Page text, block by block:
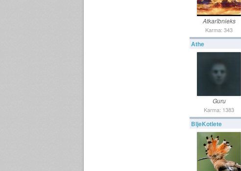
Atkarībnieks
Karma: 343
Athe
Guru
Karma: 1383
BljeKotlete